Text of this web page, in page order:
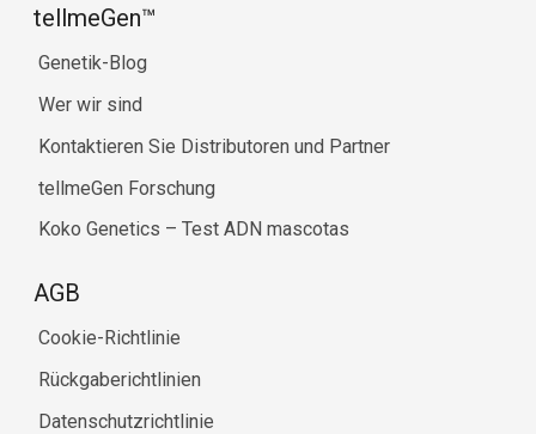
tellmeGen™
Genetik-Blog
Wer wir sind
Kontaktieren Sie Distributoren und Partner
tellmeGen Forschung
Koko Genetics – Test ADN mascotas
AGB
Cookie-Richtlinie
Rückgaberichtlinien
Datenschutzrichtlinie